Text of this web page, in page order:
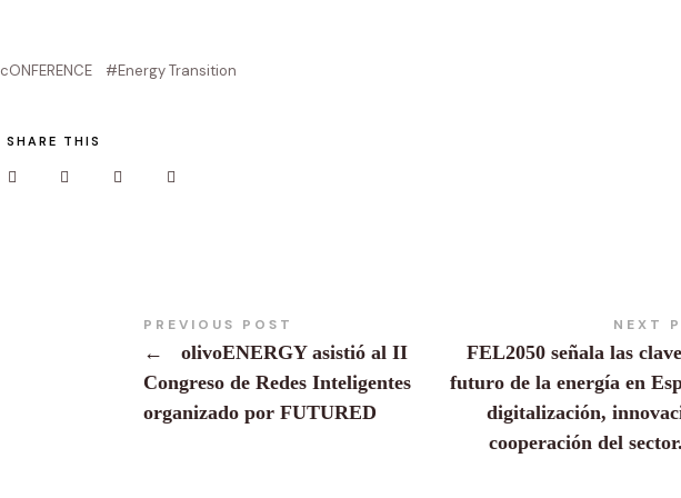
cONFERENCE Energy Transition
SHARE THIS
PREVIOUS POST
←
olivoENERGY asistió al II
Congreso de Redes Inteligentes
organizado por FUTURED
NEXT
FEL2050 señala las
futuro de la energía en
digitalización,
cooperación del sector.